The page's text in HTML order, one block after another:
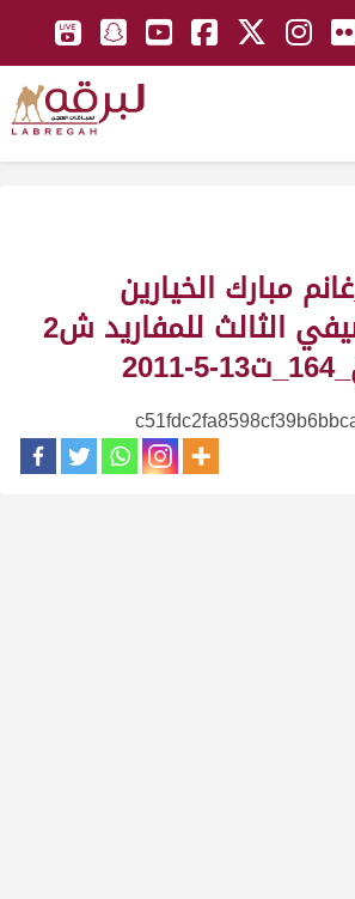
مبارك الخيارين
المهرجان الصيفي الثالث للمفاريد ش2